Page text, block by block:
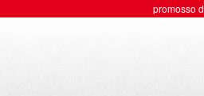
promosso